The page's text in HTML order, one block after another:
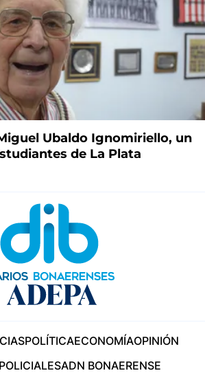
Ubaldo Ignomiriello, un
de La Plata
POLÍTICAECONOMÍAOPINIÓN
POLICIALESADN BONAERENSE